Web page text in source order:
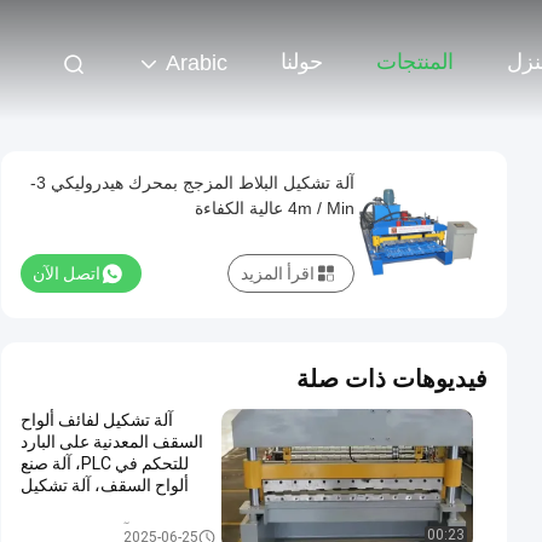
المنتجات حولنا Arabic
آلة تشكيل البلاط المزجج بمحرك هيدروليكي 3-
4m / Min عالية الكفاءة
اتصل الآن اقرأ المزيد
فيديوهات ذات صلة
00:23
آلة تشكيل لفائف ألواح
السقف المعدنية على البارد
للتحكم في PLC، آلة صنع
ألواح السقف، آلة تشكيل
آلة تشكيل السقف2025-06-25